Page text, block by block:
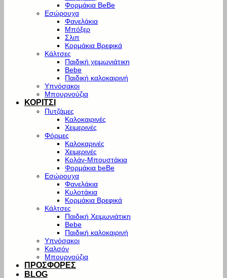
Φορμάκια BeBe
Εσώρουχα
Φανελάκια
Μπόξερ
Σλιπ
Κορμάκια Βρεφικά
Κάλτσες
Παιδική χειμωνιάτικη
Bebe
Παιδική καλοκαιρινή
Υπνόσακοι
Μπουρνούζια
ΚΟΡΙΤΣΙ
Πυτζάμες
Καλοκαιρινές
Χειμερινές
Φόρμες
Καλοκαρινές
Χειμερινές
Κολάν-Μπουστάκια
Φορμάκια beBe
Εσώρουχα
Φανελάκια
Κυλοτάκια
Κορμάκια Βρεφικά
Κάλτσες
Παιδική Χειμωνιάτικη
Bebe
Παιδική καλοκαιρινή
Υπνόσακοι
Καλσόν
Μπουρνούζια
ΠΡΟΣΦΟΡΕΣ
BLOG